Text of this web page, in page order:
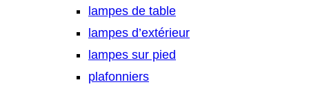
lampes de table
lampes d’extérieur
lampes sur pied
plafonniers